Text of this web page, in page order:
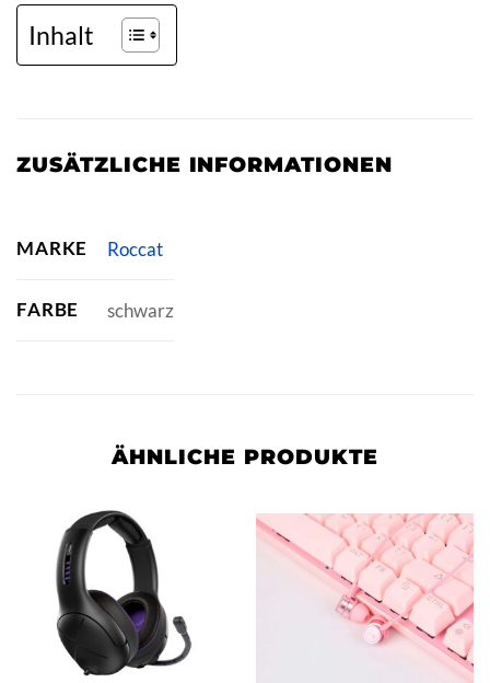
Inhalt
ZUSÄTZLICHE INFORMATIONEN
MARKE Roccat
FARBE schwarz
ÄHNLICHE PRODUKTE